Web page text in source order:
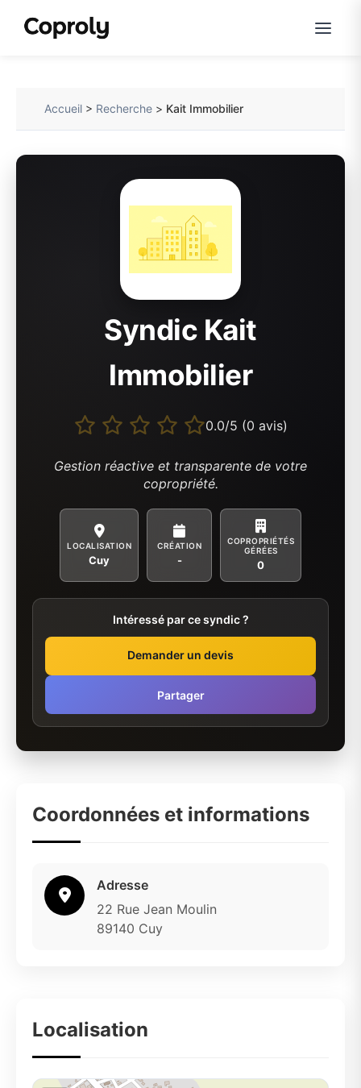
Accueil > Recherche > Kait Immobilier
Syndic Kait
Immobilier
0.0/5 (0 avis)
Gestion réactive et transparente de votre
copropriété.
LOCALISATION
Cuy
CRÉATION
-
COPROPRIÉTÉS
GÉRÉES
0
Intéressé par ce syndic ?
Demander un devis
Partager
Coordonnées et informations
Adresse
22 Rue Jean Moulin
89140 Cuy
Localisation